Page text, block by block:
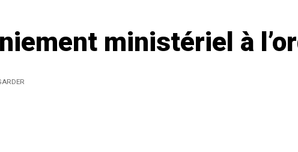
ministériel à